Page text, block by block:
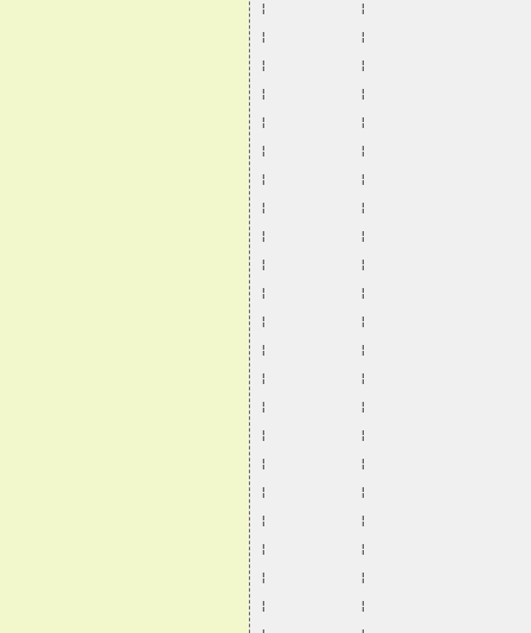
¦           ¦
¦           ¦
¦           ¦
¦           ¦
¦           ¦
¦           ¦
¦           ¦
¦           ¦
¦           ¦
¦           ¦
¦           ¦
¦           ¦
¦           ¦
¦           ¦
¦           ¦
¦           ¦
¦           ¦
¦           ¦
¦           ¦
¦           ¦
¦           ¦
¦           ¦